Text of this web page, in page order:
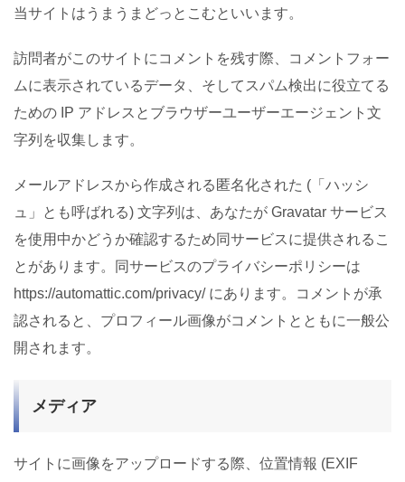
当サイトはうまうまどっとこむといいます。
訪問者がこのサイトにコメントを残す際、コメントフォー
ムに表示されているデータ、そしてスパム検出に役立てる
ための IP アドレスとブラウザーユーザーエージェント文
字列を収集します。
メールアドレスから作成される匿名化された (「ハッシ
ュ」とも呼ばれる) 文字列は、あなたが Gravatar サービス
を使用中かどうか確認するため同サービスに提供されるこ
とがあります。同サービスのプライバシーポリシーは
https://automattic.com/privacy/ にあります。コメントが承
認されると、プロフィール画像がコメントとともに一般公
開されます。
メディア
サイトに画像をアップロードする際、位置情報 (EXIF